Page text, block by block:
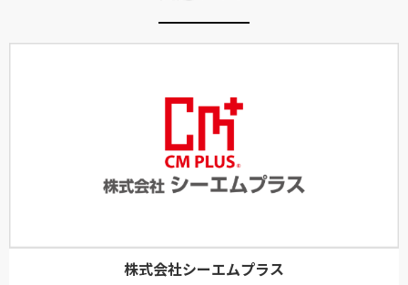
株式会社シーエムプラス